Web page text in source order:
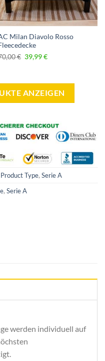
Milan Diavolo Rosso
€ Ursprünglicher
Preis
39,99€Aktueller
ANZEIGEN
Product Type, Serie A
, Serie A
werden individuell auf